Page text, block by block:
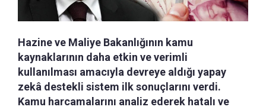
Hazine ve Maliye Bakanlığının kamu
kaynaklarının daha etkin ve verimli
kullanılması amacıyla devreye aldığı yapay
zekâ destekli sistem ilk sonuçlarını verdi.
Kamu harcamalarını analiz ederek hatalı ve